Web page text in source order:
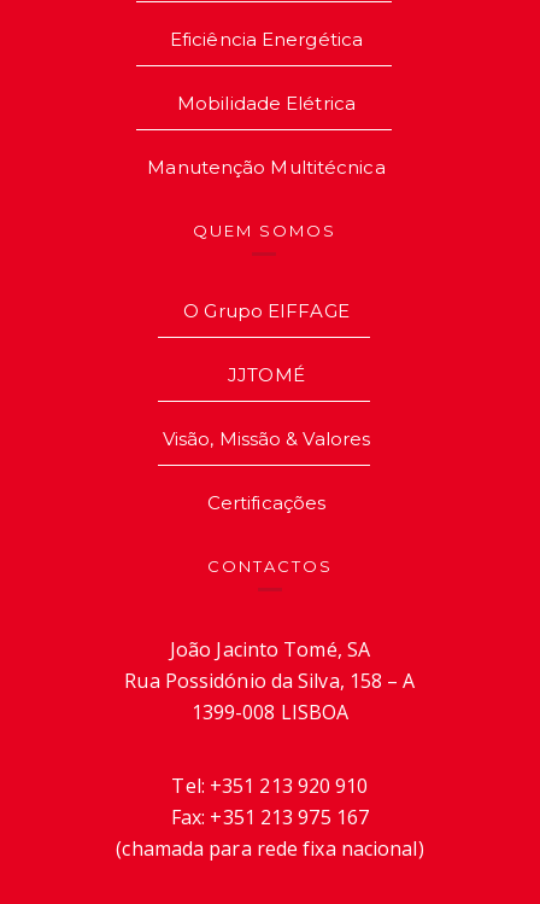
Eficiência Energética
Mobilidade Elétrica
Manutenção Multitécnica
QUEM SOMOS
O Grupo EIFFAGE
JJTOMÉ
Visão, Missão & Valores
Certificações
CONTACTOS
João Jacinto Tomé, SA
Rua Possidónio da Silva, 158 – A
1399-008 LISBOA
Tel: +351 213 920 910
Fax: +351 213 975 167
(chamada para rede fixa nacional)